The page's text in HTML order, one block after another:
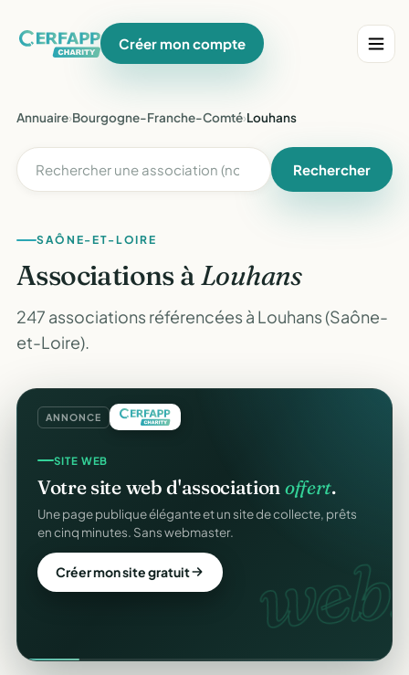
Créer mon compte
Annuaire›Bourgogne-Franche-Comté›Louhans
Rechercher
SAÔNE-ET-LOIRE
Associations àLouhans
247 associations référencées à Louhans (Saône-
et-Loire).
ANNONCE
web.
SITE WEB
Votre site web d'association offert.
Une page publique élégante et un site de collecte, prêts
en cinq minutes. Sans webmaster.
Créer mon site gratuit